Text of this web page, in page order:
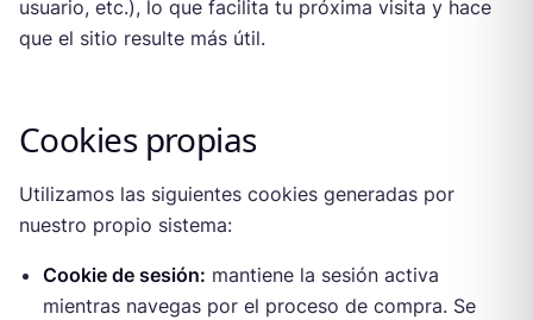
usuario, etc.), lo que facilita tu próxima visita y hace
que el sitio resulte más útil.
Cookies propias
Utilizamos las siguientes cookies generadas por
nuestro propio sistema:
Cookie de sesión: mantiene la sesión activa
mientras navegas por el proceso de compra. Se